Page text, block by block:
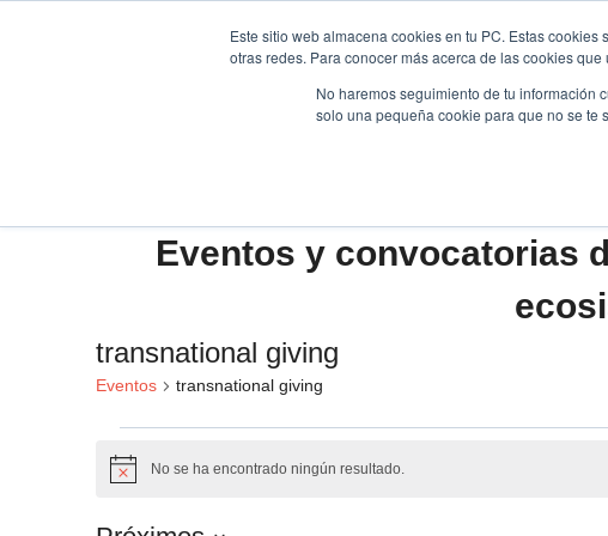
Este sitio web almacena cookies en tu PC. Estas
otras redes. Para conocer más acerca de las cookies
No haremos seguimiento de tu información
solo una pequeña cookie para que no se te
HOME B2B
Eventos y convocatorias
transnational giving
Eventos transnational giving
Eventos
Aviso No se ha encontrado ningún resultado.